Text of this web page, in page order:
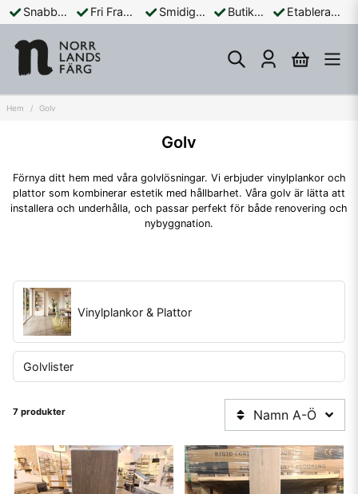
Snabba Leveranser Fri Frakt Över 899:- Smidiga Betalningar Butik och Online Etablerad Sedan 1965
Hem Golv
Golv
Förnya ditt hem med våra golvlösningar. Vi erbjuder vinylplankor och
plattor som kombinerar estetik med hållbarhet. Våra golv är lätta att
installera och underhålla, och passar perfekt för både renovering och
nybyggnation.
Vinylplankor & Plattor
Golvlister
7 produkter Namn A-Ö